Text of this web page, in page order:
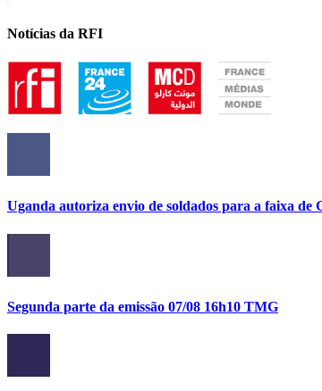
Notícias da RFI
Uganda autoriza envio de soldados para a faixa de
Segunda parte da emissão 07/08 16h10 TMG